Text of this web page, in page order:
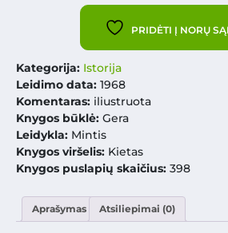
PRIDĖTI Į NORŲ
Kategorija: Istorija
Leidimo data: 1968
Komentaras: iliustruota
Knygos būklė: Gera
Leidykla: Mintis
Knygos viršelis: Kietas
Knygos puslapių skaičius: 398
Aprašymas Atsiliepimai (0)